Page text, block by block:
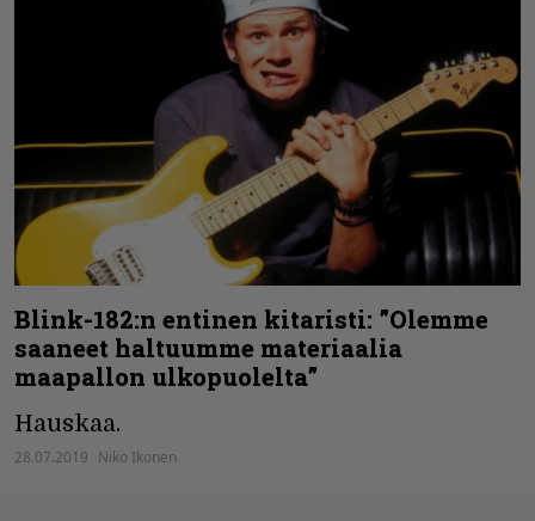
Blink-182:n entinen kitaristi: ”Olemme
saaneet haltuumme materiaalia
maapallon ulkopuolelta”
Hauskaa.
28.07.2019 Niko Ikonen